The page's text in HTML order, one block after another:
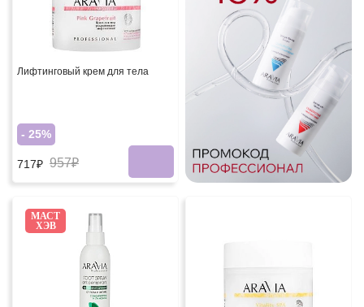
Лифтинговый крем для тела
- 25%
717₽ 957₽
МАСТ
ХЭВ